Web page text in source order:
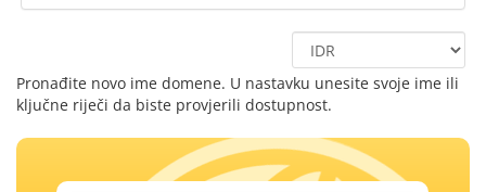
Pronađite novo ime domene. U nastavku unesite svoje ime ili
ključne riječi da biste provjerili dostupnost.